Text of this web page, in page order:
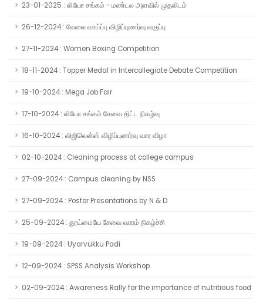
23-01-2025 : லியோ சங்கம் - மண்டல அளவில் முதலிடம்
26-12-2024 : வேலை வாய்ப்பு விழிப்புணர்வு வகுப்பு
27-11-2024 : Women Boxing Competition
18-11-2024 : Topper Medal in Intercollegiate Debate Competition
19-10-2024 : Mega Job Fair
17-10-2024 : லியோ சங்கம் சேவை திட்ட நிகழ்வு
16-10-2024 : விஜிலென்ஸ் விழிப்புணர்வு வார விழா
02-10-2024 : Cleaning process at college campus
27-09-2024 : Campus cleaning by NSS
27-09-2024 : Poster Presentations by N & D
25-09-2024 : தூய்மையே சேவை வாரம் நிகழ்ச்சி
19-09-2024 : Uyarvukku Padi
12-09-2024 : SPSS Analysis Workshop
02-09-2024 : Awareness Rally for the importance of nutritious food